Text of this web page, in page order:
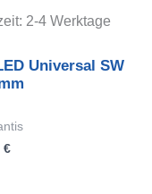
2-4 Werktage
Universal SW
€